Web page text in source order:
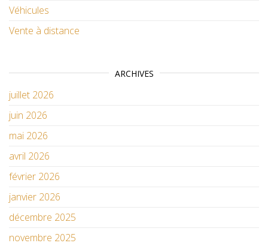
Véhicules
Vente à distance
ARCHIVES
juillet 2026
juin 2026
mai 2026
avril 2026
février 2026
janvier 2026
décembre 2025
novembre 2025